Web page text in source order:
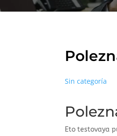
Sin categoría
Eto testovaya